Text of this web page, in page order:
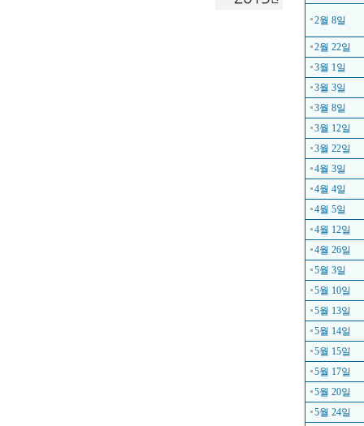
2월 8일
2월 22일
3월 1일
3월 3일
3월 8일
3월 12일
3월 22일
4월 3일
4월 4일
4월 5일
4월 12일
4월 26일
5월 3일
5월 10일
5월 13일
5월 14일
5월 15일
5월 17일
5월 20일
5월 24일